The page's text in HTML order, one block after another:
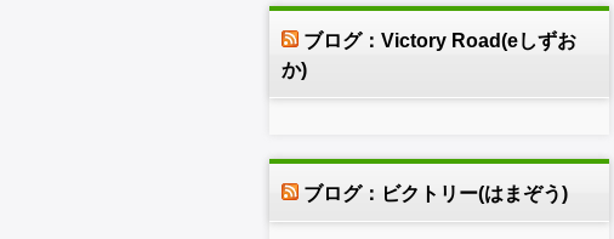
ブログ：Victory Road(eしずお
か)
ブログ：ビクトリー(はまぞう)